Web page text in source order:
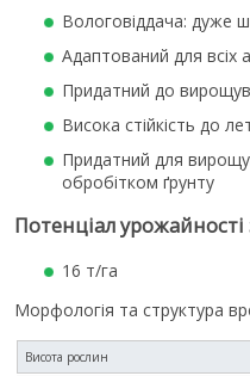
Вологовіддача: дуже
Адаптований для всіх
Придатний до
Висока стійкість до
Придатний для
обробітком ґрунту
Потенціал урожайності
16 т/га
Морфологія та структура
Висота рослин